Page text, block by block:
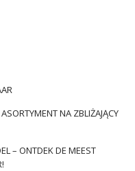
Een interessante tint
met een militair
die verwijzen
geworden. Een hot hit
Welke kaki
NA ZBLIŻAJĄCY
– ONTDEK DE MEEST